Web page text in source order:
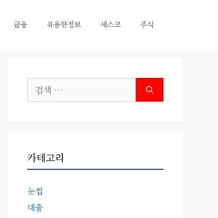
금융 유용한정보 세스코 주식
색:
카테고리
눈썹
대출